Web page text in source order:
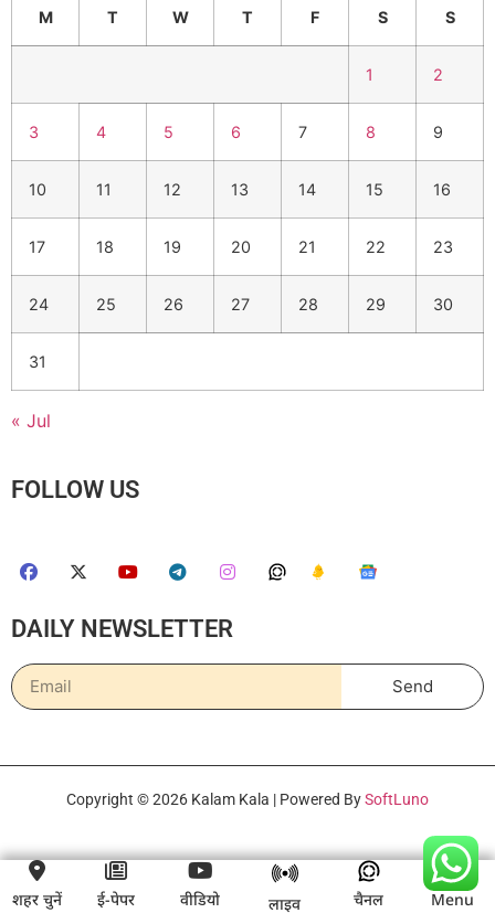
M T W T F S S
1 2
3 4 5 6 7 8 9
10 11 12 13 14 15 16
17 18 19 20 21 22 23
24 25 26 27 28 29 30
31
« Jul
FOLLOW US
DAILY NEWSLETTER
Send
Copyright © 2026 Kalam Kala | Powered BySoftLuno
शहर चुनें ई-पेपर वीडियो लाइव चैनल Menu